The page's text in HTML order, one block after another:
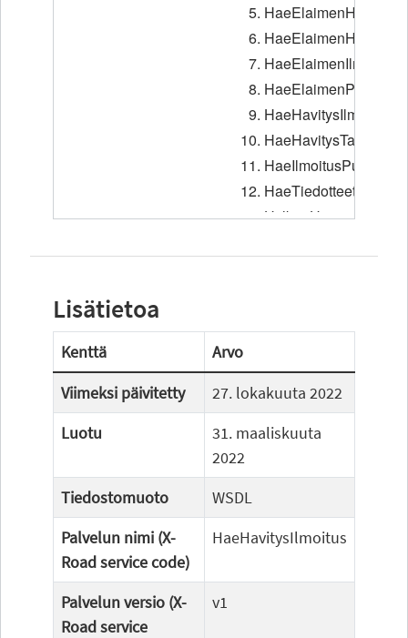
Lisätietoa
Kenttä
Arvo
Viimeksi päivitetty
27. lokakuuta 2022
Luotu
31. maaliskuuta
2022
Tiedostomuoto
WSDL
Palvelun nimi (X-
Road service code)
HaeHavitysIlmoitus
Palvelun versio (X-
Road service
v1